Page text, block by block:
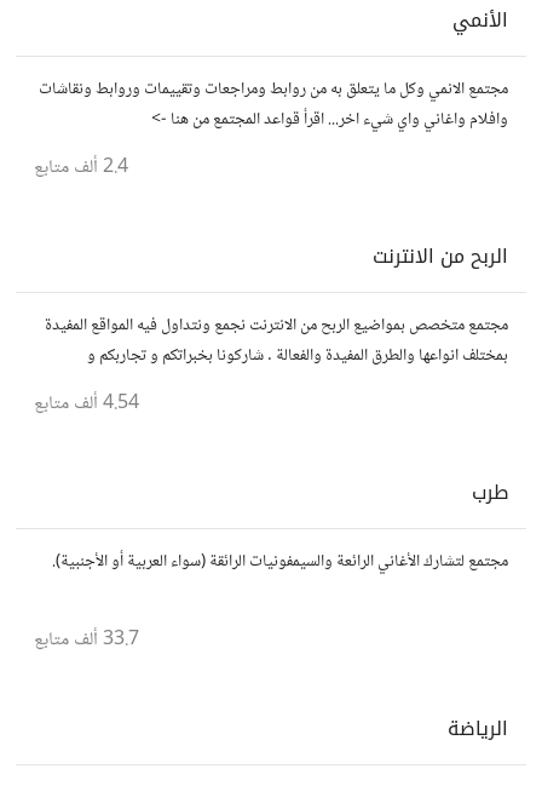
الأنمي
مجتمع الانمي وكل ما يتعلق به من روابط ومراجعات وتقييمات وروابط ونقاشات
وافلام واغاني واي شيء اخر... اقرأ قواعد المجتمع من هنا ->
2.4 ألف متابع
الربح من الانترنت
مجتمع متخصص بمواضيع الربح من الانترنت نجمع ونتداول فيه المواقع المفيدة
بمختلف انواعها والطرق المفيدة والفعالة . شاركونا بخبراتكم و تجاربكم و
4.54 ألف متابع
طرب
مجتمع لتشارك الأغاني الرائعة والسيمفونيات الرائقة (سواء العربية أو الأجنبية).
33.7 ألف متابع
الرياضة